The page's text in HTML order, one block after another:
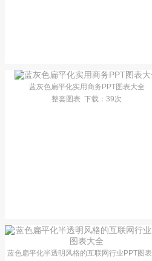
蓝灰色扁平化实用商务PPT图表大全
整套图表 下载 ：39次
蓝色扁平化半透明风格的互联网行业PPT图